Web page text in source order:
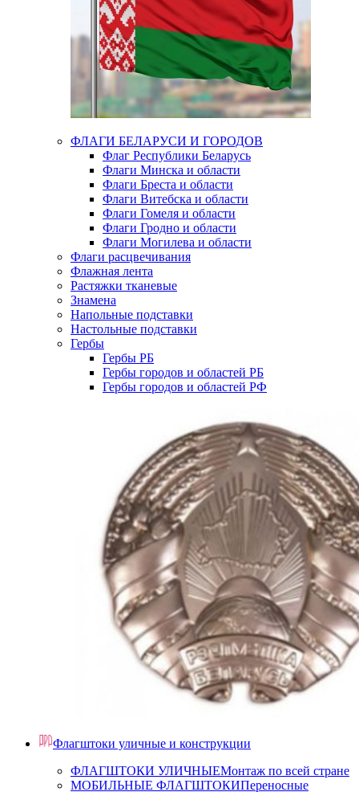
ФЛАГИ БЕЛАРУСИ И ГОРОДОВ
Флаг Республики Беларусь
Флаги Минска и области
Флаги Бреста и области
Флаги Витебска и области
Флаги Гомеля и области
Флаги Гродно и области
Флаги Могилева и области
Флаги расцвечивания
Флажная лента
Растяжки тканевые
Знамена
Напольные подставки
Настольные подставки
Гербы
Гербы РБ
Гербы городов и областей РБ
Гербы городов и областей РФ
Флагштоки уличные и конструкции
ФЛАГШТОКИ УЛИЧНЫЕМонтаж по всей стране
МОБИЛЬНЫЕ ФЛАГШТОКИПереносные